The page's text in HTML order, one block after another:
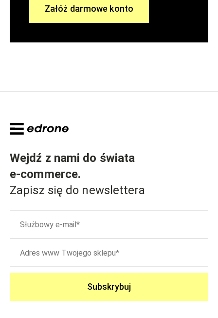
Załóż darmowe konto
Wejdź z nami do świata
e-commerce.
Zapisz się do newslettera
Subskrybuj